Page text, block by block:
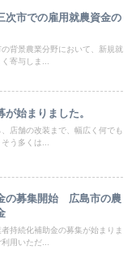
次市での雇用就農資金の
背景農業分野において、新規就
寄与しま...
始まりました。
店舗の改装まで、幅広く何でも
う多くは...
の募集開始 広島市の農
持続化補助金の募集が始まりま
用いただ...